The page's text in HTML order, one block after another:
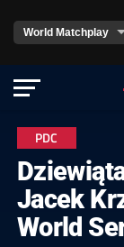
PDC
Jacek
World